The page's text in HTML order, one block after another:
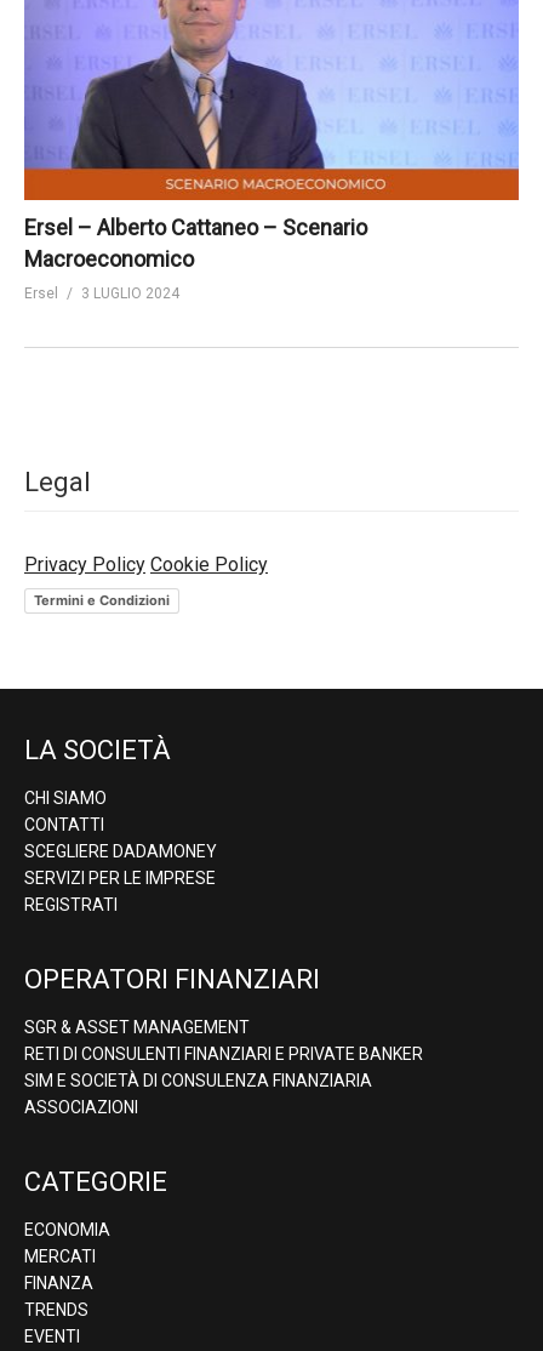
Ersel – Alberto Cattaneo – Scenario
Macroeconomico
Ersel 3 LUGLIO 2024
Legal
Privacy Policy Cookie Policy
Termini e Condizioni
LA SOCIETÀ
CHI SIAMO
CONTATTI
SCEGLIERE DADAMONEY
SERVIZI PER LE IMPRESE
REGISTRATI
OPERATORI FINANZIARI
SGR & ASSET MANAGEMENT
RETI DI CONSULENTI FINANZIARI E PRIVATE BANKER
SIM E SOCIETÀ DI CONSULENZA FINANZIARIA
ASSOCIAZIONI
CATEGORIE
ECONOMIA
MERCATI
FINANZA
TRENDS
EVENTI